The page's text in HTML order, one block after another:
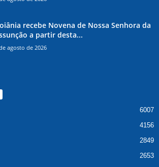
recebe Novena de Nossa Senhora da
a partir desta...
agosto de 2026
6007
4156
2849
2653